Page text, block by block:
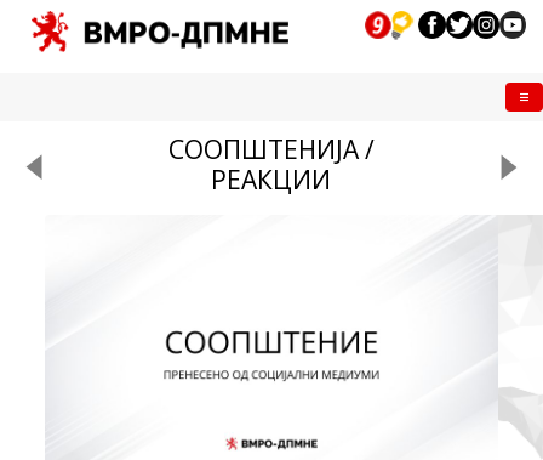
СООПШТЕНИЈА /
РЕАКЦИИ